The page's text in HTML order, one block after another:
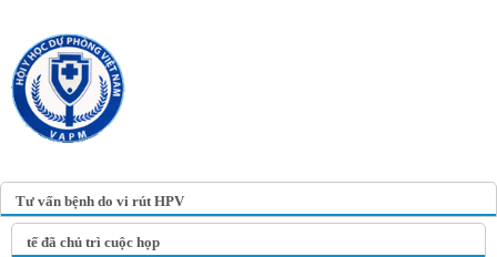
Tư vấn bệnh do vi rút HPV
tế đã chủ trì cuộc họp